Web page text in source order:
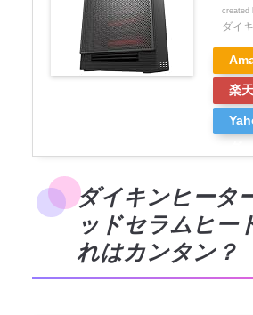
created
ダイ
楽
ダイキンヒータ
ッドセラムヒー
れはカンタン？